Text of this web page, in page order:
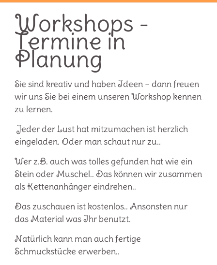
Workshops -
Termine in
Planung
Sie sind kreativ und haben Ideen – dann freuen
wir uns Sie bei einem unseren Workshop kennen
zu lernen.
Jeder der Lust hat mitzumachen ist herzlich
eingeladen. Oder man schaut nur zu..
Wer z.B. auch was tolles gefunden hat wie ein
Stein oder Muschel.. Das können wir zusammen
als Kettenanhänger eindrehen..
Das zuschauen ist kostenlos.. Ansonsten nur
das Material was Ihr benutzt.
Natürlich kann man auch fertige
Schmuckstücke erwerben..